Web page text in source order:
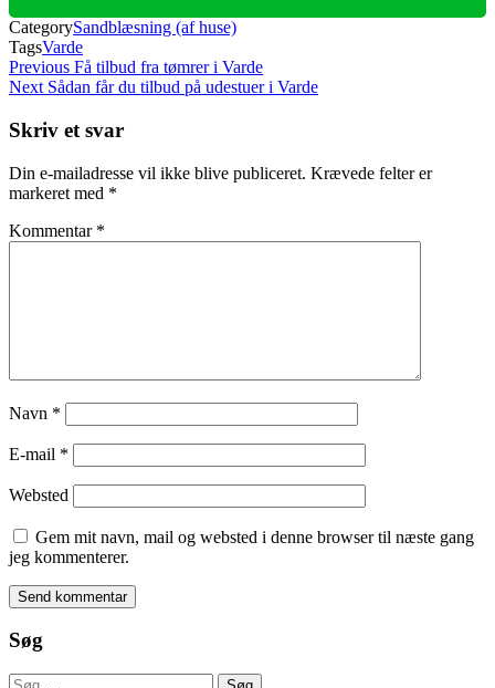
CategorySandblæsning (af huse)
TagsVarde
Indlægsnavigation
Previous
Post
Previous Få tilbud fra tømrer i Varde
Next
Next Sådan får du tilbud på udestuer i Varde
Skriv et svar
Din e-mailadresse vil ikke blive publiceret. Krævede felter er
markeret med *
Kommentar *
Navn *
E-mail *
Websted
Gem mit navn, mail og websted i denne browser til næste gang
jeg kommenterer.
Søg
Søg